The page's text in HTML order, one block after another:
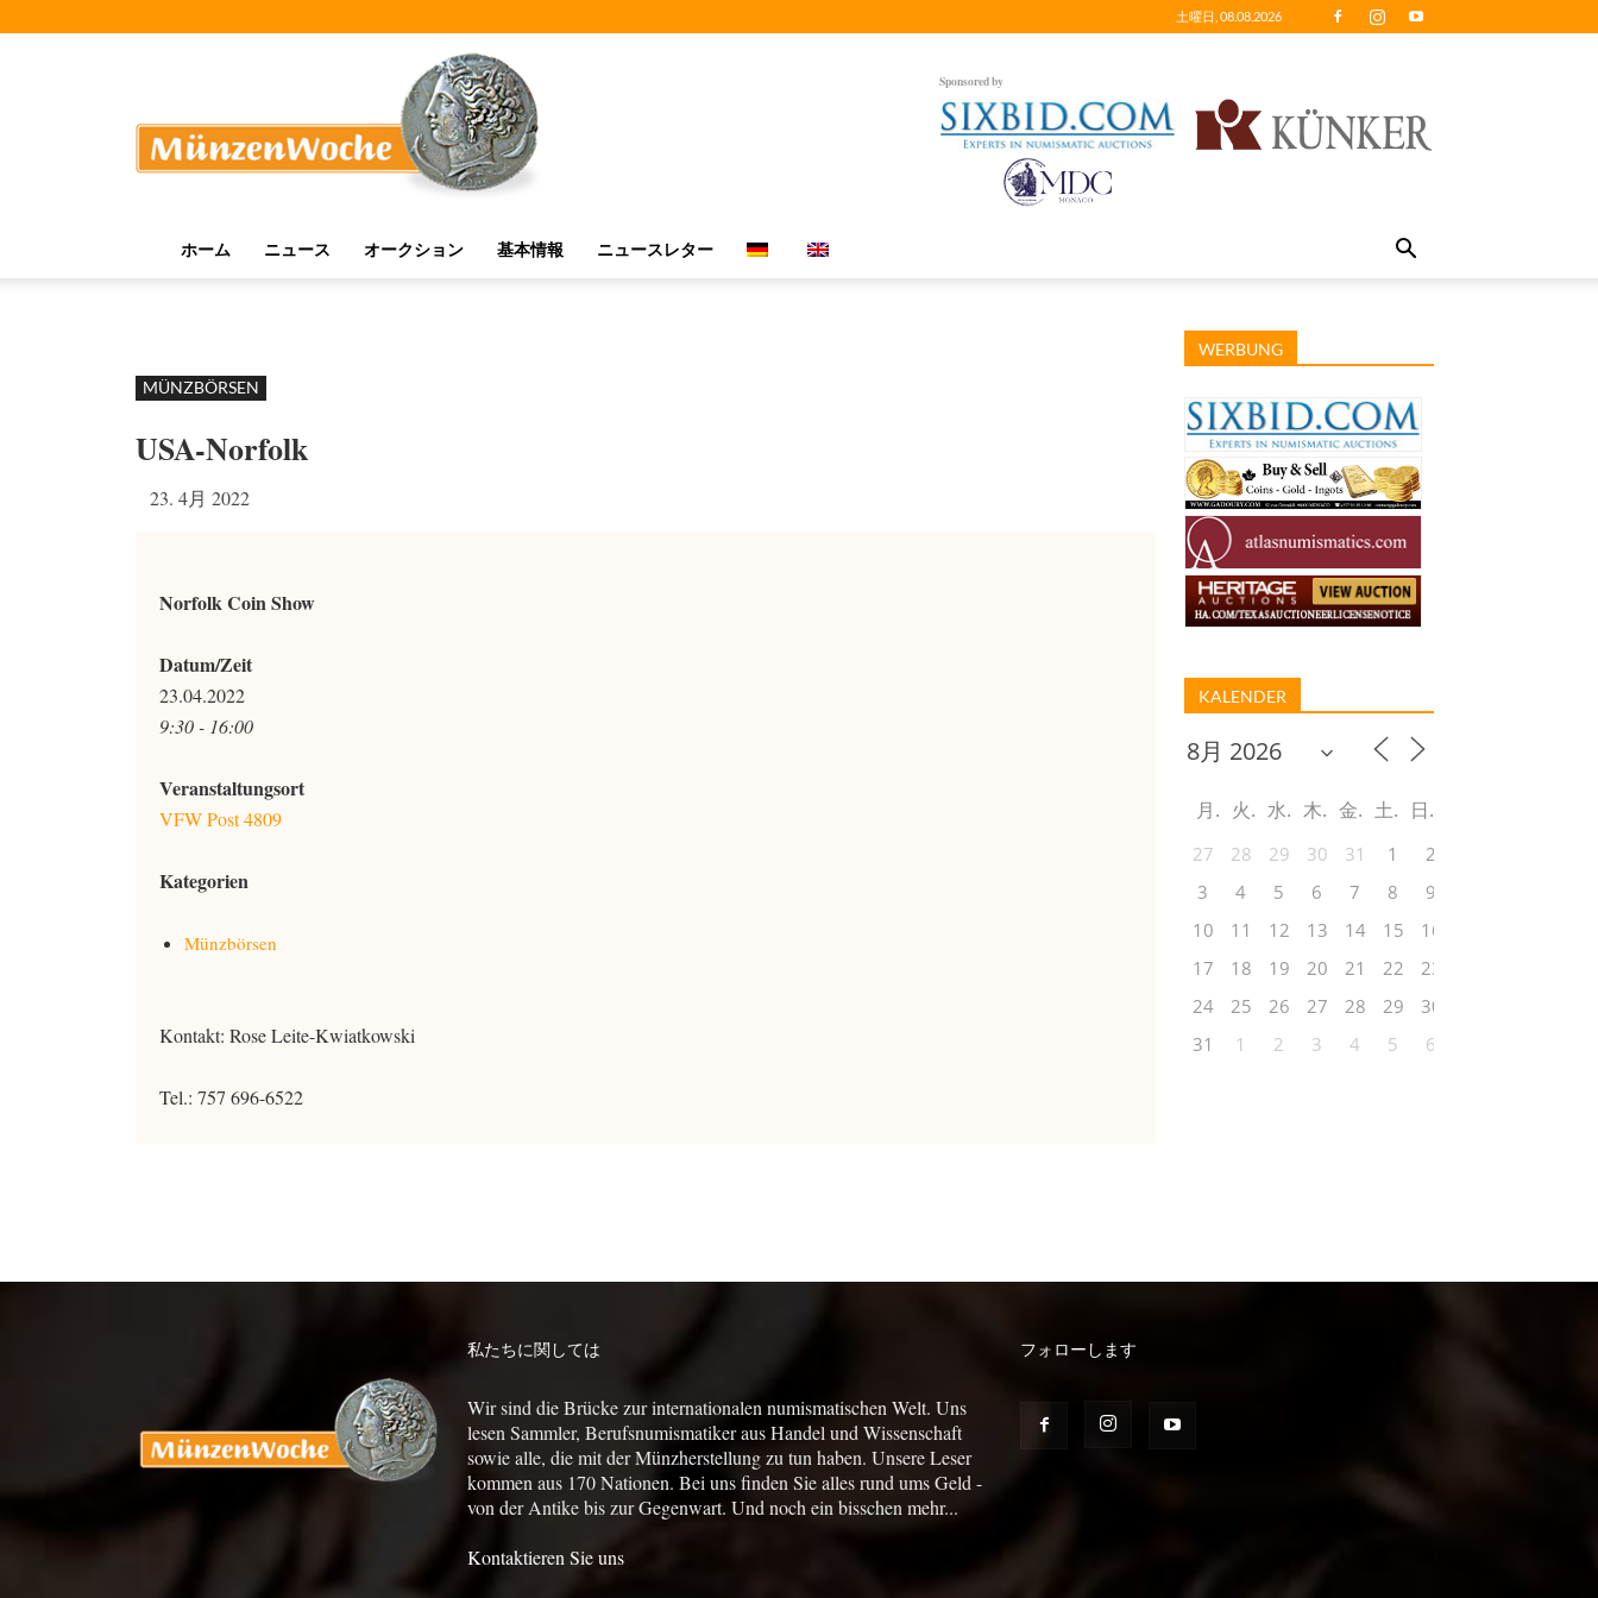
土曜日, 08.08.2026
Sponsored by
ホーム ニュース オークション 基本情報 ニュースレター
MÜNZBÖRSEN
USA-Norfolk
23. 4月 2022
Norfolk Coin Show
Datum/Zeit
23.04.2022
9:30 - 16:00
Veranstaltungsort
VFW Post 4809
Kategorien
Münzbörsen
Kontakt: Rose Leite-Kwiatkowski
Tel.: 757 696-6522
WERBUNG
KALENDER
月 火 水 木 金 土 日
27 28 29 30 31 1
2
3
4 5 6 7 8
9
10
11 12 13 14 15
16
17
18 19 20 21 22
23
24
25 26 27 28 29
30
31
1 2 3 4 5 6
私たちに関しては
Wir sind die Brücke zur internationalen numismatischen Welt. Uns
lesen Sammler, Berufsnumismatiker aus Handel und Wissenschaft
sowie alle, die mit der Münzherstellung zu tun haben. Unsere Leser
kommen aus 170 Nationen. Bei uns finden Sie alles rund ums Geld -
von der Antike bis zur Gegenwart. Und noch ein bisschen mehr...
Kontaktieren Sie uns
フォローします